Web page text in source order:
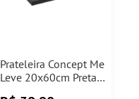
Prateleira Concept Me
Leve 20x60cm Preta